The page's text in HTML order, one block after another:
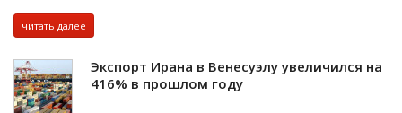
читать далее
Экспорт Ирана в Венесуэлу увеличился на
416% в прошлом году